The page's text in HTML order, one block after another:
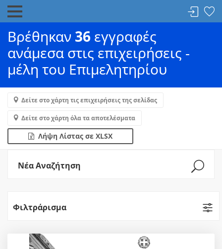
Βρέθηκαν 36 εγγραφές
ανάμεσα στις επιχειρήσεις -
μέλη του Επιμελητηρίου
Δείτε στο χάρτη τις επιχειρήσεις της σελίδας
Δείτε στο χάρτη όλα τα αποτελέσματα
Λήψη Λίστας σε XLSX
Νέα Αναζήτηση
Φιλτράρισμα